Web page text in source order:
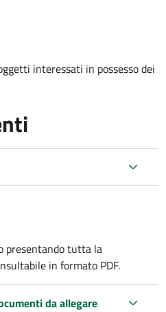
interessati in possesso dei
presentando tutta la
in formato PDF.
da allegare